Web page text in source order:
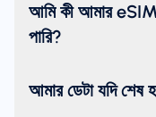
আমি কী আমার eSIM
পারি?
আমার ডেটা যদি শেষ